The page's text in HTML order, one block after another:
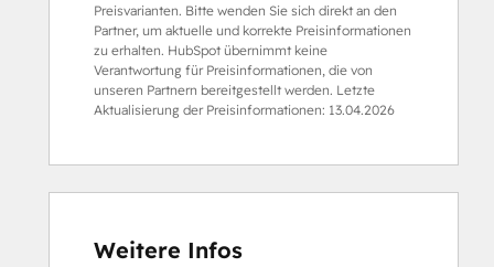
Preisvarianten. Bitte wenden Sie sich direkt an den
Partner, um aktuelle und korrekte Preisinformationen
zu erhalten. HubSpot übernimmt keine
Verantwortung für Preisinformationen, die von
unseren Partnern bereitgestellt werden. Letzte
Aktualisierung der Preisinformationen: 13.04.2026
Weitere Infos